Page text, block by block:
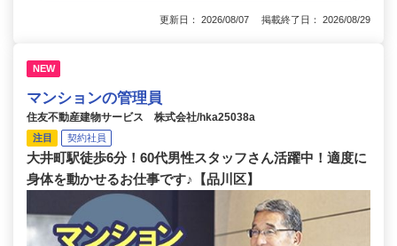
更新日： 2026/08/07 掲載終了日： 2026/08/29
NEW
マンションの管理員
住友不動産建物サービス 株式会社/hka25038a
注目 契約社員
大井町駅徒歩6分！60代男性スタッフさん活躍中！適度に
身体を動かせるお仕事です♪【品川区】